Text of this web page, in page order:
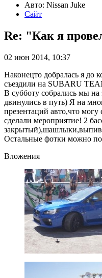
Авто: Nissan Juke
Сайт
Re: "Как я
02 июн 2014, 10:37
Наконецто добралась я до
съездили на SUBARU
В субботу собрались мы на
двинулись в путь) Я на
презентаций авто,что могу
сделали мероприятие! 2
Остальные фотки можно
Вложения